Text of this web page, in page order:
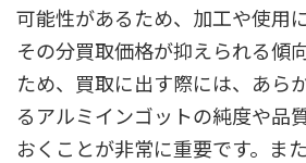
可能性があるため、加工や使用
その分買取価格が抑えられる傾
ため、買取に出す際には、あら
るアルミインゴットの純度や品
おくことが非常に重要です。ま